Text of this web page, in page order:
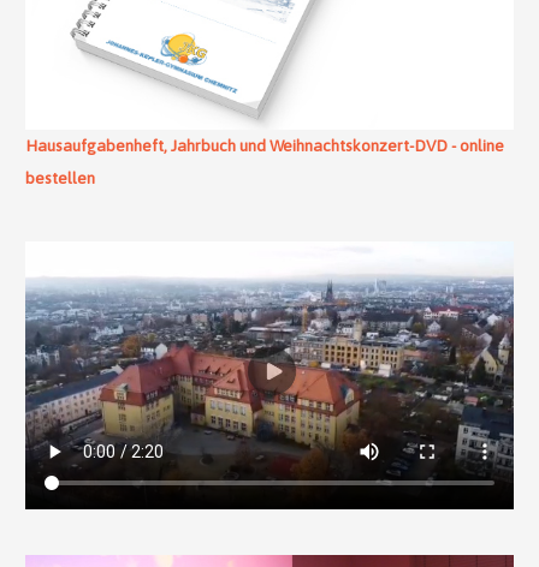
Hausaufgabenheft, Jahrbuch und Weihnachtskonzert-DVD - online
bestellen